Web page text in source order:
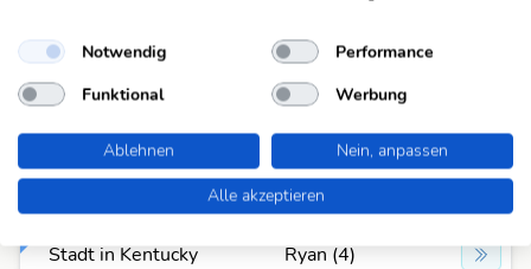
Stadt in Kentucky Reed (4)
Stadt in Kentucky Ross (4)
Ruth (4)
Stadt in Kentucky Ryan (4)
Notwendig
Performance
Funktional
Werbung
Ablehnen
Nein, anpassen
Alle akzeptieren